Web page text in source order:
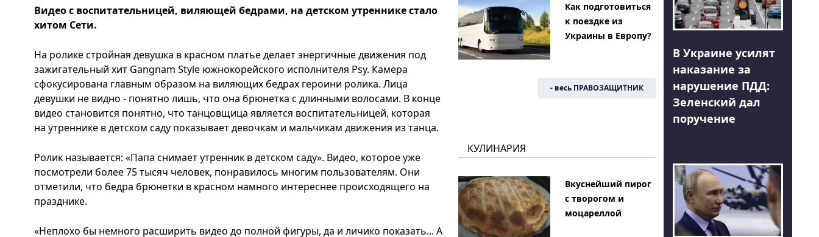
Видео с воспитательницей, виляющей бедрами, на детском утреннике стало
хитом Сети.
На ролике стройная девушка в красном платье делает энергичные движения под
зажигательный хит Gangnam Style южнокорейского исполнителя Psy. Камера
сфокусирована главным образом на виляющих бедрах героини ролика. Лица
девушки не видно - понятно лишь, что она брюнетка с длинными волосами. В конце
видео становится понятно, что танцовщица является воспитательницей, которая
на утреннике в детском саду показывает девочкам и мальчикам движения из танца.
Ролик называется: «Папа снимает утренник в детском саду». Видео, которое уже
посмотрели более 75 тысяч человек, понравилось многим пользователям. Они
отметили, что бедра брюнетки в красном намного интереснее происходящего на
празднике.
«Неплохо бы немного расширить видео до полной фигуры, да и личико показать... А
Как подготовиться
к поездке из
Украины в Европу?
- весь ПРАВОЗАЩИТНИК
КУЛИНАРИЯ
Вкуснейший пирог
с творогом и
моцареллой
В Украине усилят
наказание за
нарушение ПДД:
Зеленский дал
поручение